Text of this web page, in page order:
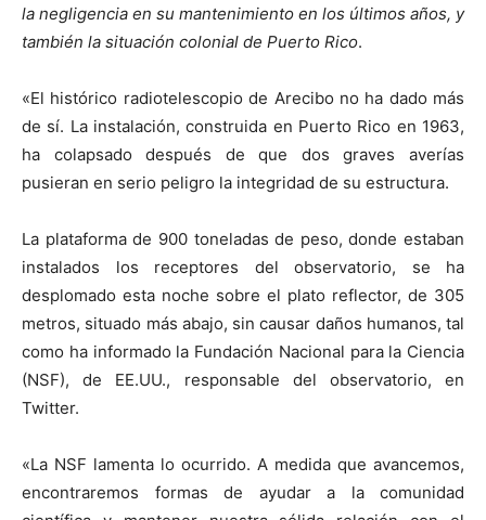
la negligencia en su mantenimiento en los últimos años, y
también la situación colonial de Puerto Rico.
«El histórico radiotelescopio de Arecibo no ha dado más
de sí. La instalación, construida en Puerto Rico en 1963,
ha colapsado después de que dos graves averías
pusieran en serio peligro la integridad de su estructura.
La plataforma de 900 toneladas de peso, donde estaban
instalados los receptores del observatorio, se ha
desplomado esta noche sobre el plato reflector, de 305
metros, situado más abajo, sin causar daños humanos, tal
como ha informado la Fundación Nacional para la Ciencia
(NSF), de EE.UU., responsable del observatorio, en
Twitter.
«La NSF lamenta lo ocurrido. A medida que avancemos,
encontraremos formas de ayudar a la comunidad